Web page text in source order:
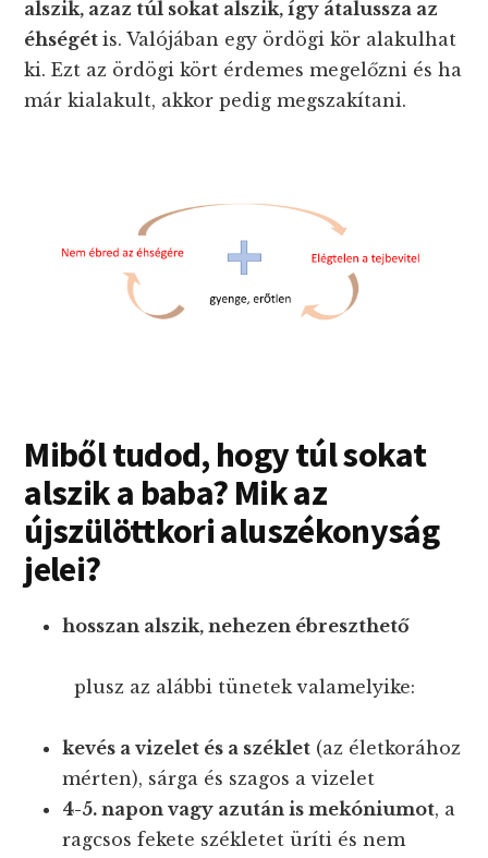
alszik, azaz túl sokat alszik, így átalussza az
éhségétis. Valójában egy ördögi kör alakulhat
ki. Ezt az ördögi kört érdemes megelőzni és ha
már kialakult, akkor pedig megszakítani.
Miből tudod, hogy túl sokat
alszik a baba? Mik az
újszülöttkori aluszékonyság
jelei?
hosszan alszik, nehezen ébreszthető
plusz az alábbi tünetek valamelyike:
kevés a vizelet és a széklet (az életkorához
mérten), sárga és szagos a vizelet
4-5. napon vagy azután is mekóniumot, a
ragcsos fekete székletet üríti és nem